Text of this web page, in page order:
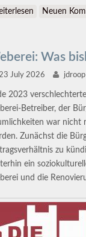
über Recht
Neuen
Was
July 2026 jdroop
2023
Betreiber, der
war nicht
Zunächst die
zu
ein
und die